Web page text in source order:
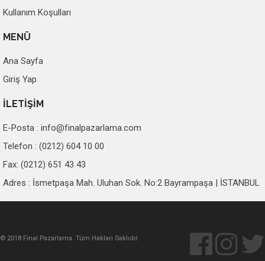
Kullanım Koşulları
MENÜ
Ana Sayfa
Giriş Yap
İLETİŞİM
E-Posta : info@finalpazarlama.com
Telefon : (0212) 604 10 00
Fax: (0212) 651 43 43
Adres : İsmetpaşa Mah. Uluhan Sok. No:2 Bayrampaşa | İSTANBUL
© 2018 Final Pazarlama. Tüm Hakları Saklıdır.